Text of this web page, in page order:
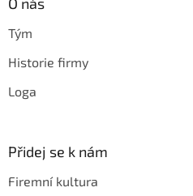
Tým
Historie firmy
Loga
Přidej se k nám
Firemní kultura